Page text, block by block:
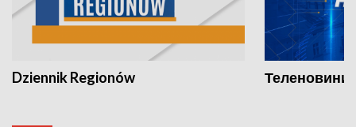
Dziennik Regionów Теленовини